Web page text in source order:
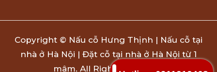
Copyright © Nấu cỗ Hưng Thịnh | Nấu cỗ tại
nhà ở Hà Nội | Đặt cỗ tại nhà ở Hà Nội từ 1
mâm. All Rights Reserved